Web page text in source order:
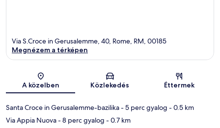
Térkép
Via S.Croce in Gerusalemme, 40, Rome, RM, 00185
Megnézem a térképen
A közelben Közlekedés Éttermek
Santa Croce in Gerusalemme-bazilika- 5 perc gyalog - 0.5 km
Via Appia Nuova- 8 perc gyalog - 0.7 km